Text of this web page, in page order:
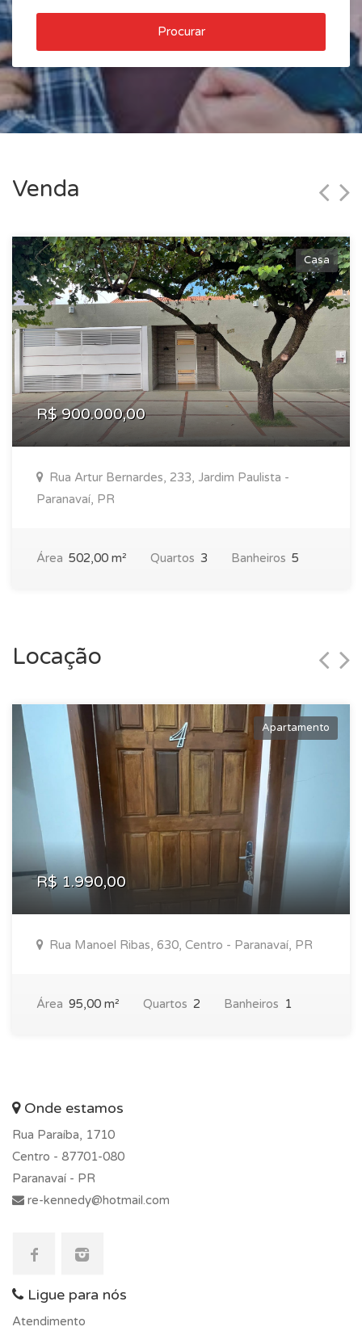
Procurar
Venda
Casa
R$ 900.000,00
Rua Artur Bernardes, 233, Jardim Paulista -
Paranavaí, PR
Área 502,00 m² Quartos 3 Banheiros 5
Locação
Apartamento
R$ 1.990,00
Rua Manoel Ribas, 630, Centro - Paranavaí, PR
Área 95,00 m² Quartos 2 Banheiros 1
Onde estamos
Rua Paraíba, 1710
Centro - 87701-080
Paranavaí - PR
re-kennedy@hotmail.com
Ligue para nós
Atendimento